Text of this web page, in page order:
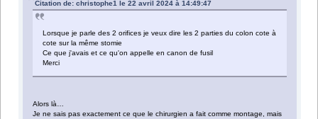
Citation de: christophe1 le 22 avril 2024 à 14:49:47
Lorsque je parle des 2 orifices je veux dire les 2 parties du colon cote à
cote sur la même stomie
Ce que j'avais et ce qu'on appelle en canon de fusil
Merci
Alors là…
Je ne sais pas exactement ce que le chirurgien a fait comme montage, mais